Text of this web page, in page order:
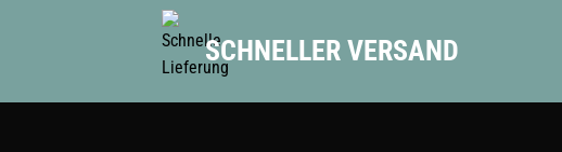
SCHNELLER VERSAND